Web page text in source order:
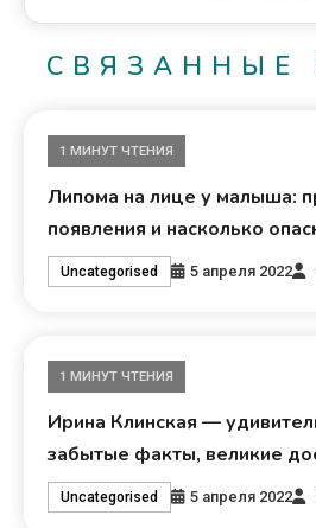
СВЯЗАННЫЕ
1 МИНУТ ЧТЕНИЯ
Липома на лице у малыша:
появления и насколько
Uncategorised 5 апреля 2022
1 МИНУТ ЧТЕНИЯ
Ирина Клинская —
забытые факты, великие
Uncategorised 5 апреля 2022